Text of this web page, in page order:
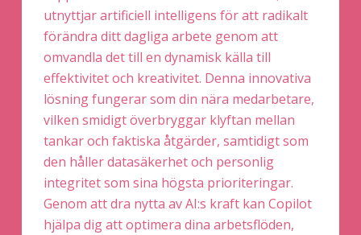
utnyttjar artificiell intelligens för att radikalt
förändra ditt dagliga arbete genom att
omvandla det till en dynamisk källa till
effektivitet och kreativitet. Denna innovativa
lösning fungerar som din nära medarbetare,
vilken smidigt överbryggar klyftan mellan
tankar och faktiska åtgärder, samtidigt som
den håller datasäkerhet och personlig
integritet som sina högsta prioriteringar.
Genom att dra nytta av AI:s kraft kan Copilot
hjälpa dig att optimera dina arbetsflöden,